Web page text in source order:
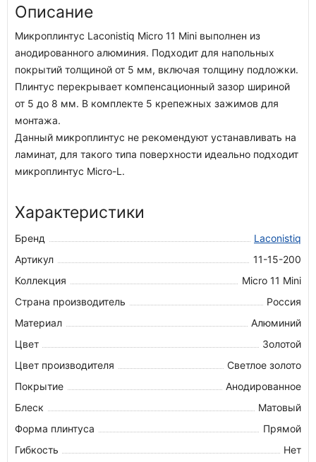
Описание
Микроплинтус Laconistiq Micro 11 Mini выполнен из
анодированного алюминия. Подходит для напольных
покрытий толщиной от 5 мм, включая толщину подложки.
Плинтус перекрывает компенсационный зазор шириной
от 5 до 8 мм. В комплекте 5 крепежных зажимов для
монтажа.
Данный микроплинтус не рекомендуют устанавливать на
ламинат, для такого типа поверхности идеально подходит
микроплинтус Micro-L.
Характеристики
Бренд
Laconistiq
Артикул
11-15-200
Коллекция
Micro 11 Mini
Страна производитель
Россия
Материал
Алюминий
Цвет
Золотой
Цвет производителя
Светлое золото
Покрытие
Анодированное
Блеск
Матовый
Форма плинтуса
Прямой
Гибкость
Нет